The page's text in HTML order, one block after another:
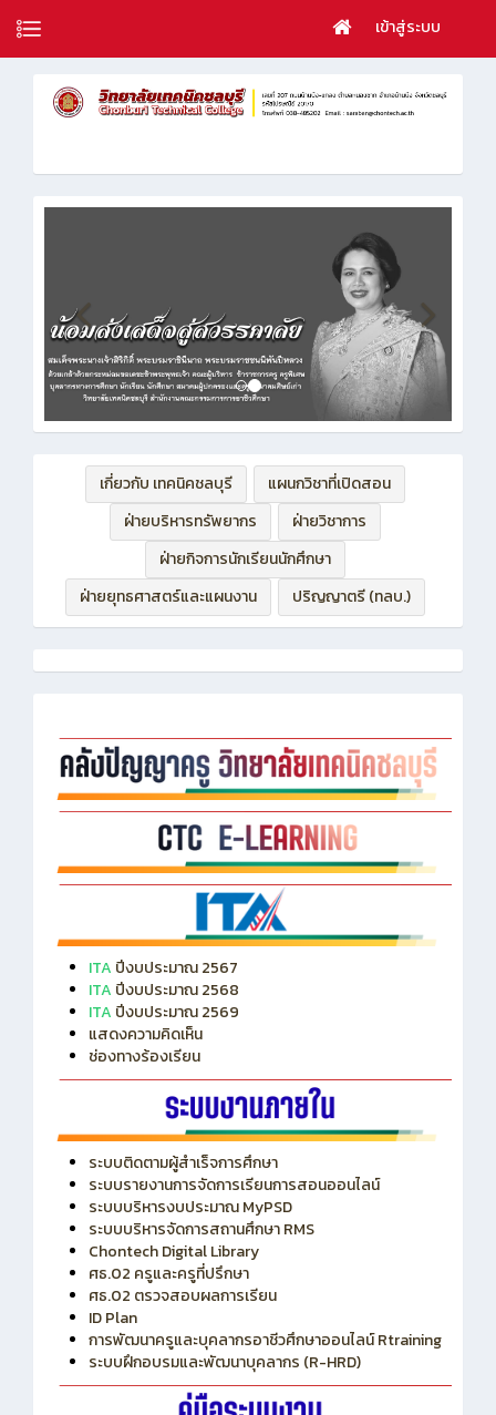
เข้าสู่ระบบ
เกี่ยวกับ เทคนิคชลบุรี
แผนกวิชาที่เปิดสอน
ฝ่ายบริหารทรัพยากร
ฝ่ายวิชาการ
ฝ่ายกิจการนักเรียนนักศึกษา
ฝ่ายยุทธศาสตร์และแผนงาน
ปริญญาตรี (ทลบ.)
ITA ปีงบประมาณ 2567
ITA ปีงบประมาณ 2568
ITA ปีงบประมาณ 2569
แสดงความคิดเห็น
ช่องทางร้องเรียน
ระบบติดตามผู้สำเร็จการศึกษา
ระบบรายงานการจัดการเรียนการสอนออนไลน์
ระบบบริหารงบประมาณ MyPSD
ระบบบริหารจัดการสถานศึกษา RMS
Chontech Digital Library
ศธ.02 ครูและครูที่ปรึกษา
ศธ.02 ตรวจสอบผลการเรียน
ID Plan
การพัฒนาครูและบุคลากรอาชีวศึกษาออนไลน์ Rtraining
ระบบฝึกอบรมและพัฒนาบุคลากร (R-HRD)